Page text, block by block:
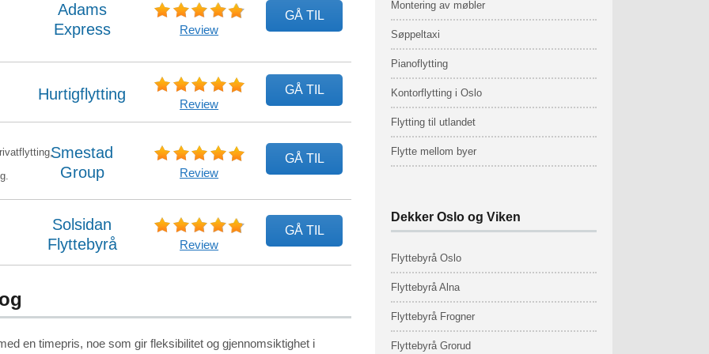
Adams
Express
Review
GÅ TIL
Hurtigflytting
Review
GÅ TIL
Smestad
Group
Review
GÅ TIL
Solsidan
Flyttebyrå
Review
GÅ TIL
en timepris, noe som gir fleksibilitet og gjennomsiktighet i
Montering av møbler
Søppeltaxi
Pianoflytting
Kontorflytting i Oslo
Flytting til utlandet
Flytte mellom byer
Dekker Oslo og Viken
Flyttebyrå Oslo
Flyttebyrå Alna
Flyttebyrå Frogner
Flyttebyrå Grorud